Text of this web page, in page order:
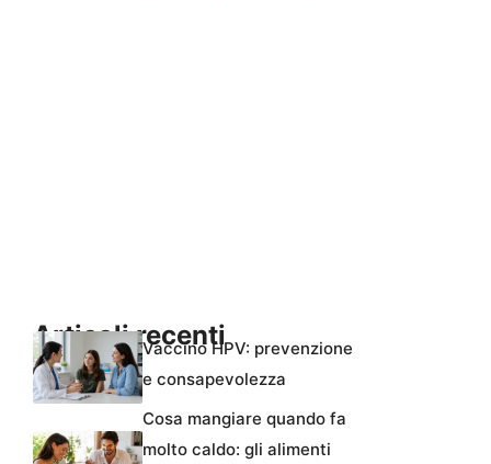
Articoli recentiVaccino HPV: prevenzione
e consapevolezza
Cosa mangiare quando fa
molto caldo: gli alimenti